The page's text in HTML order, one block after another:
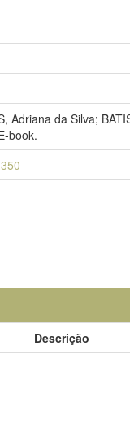
Adriana da Silva;
book.
Descrição